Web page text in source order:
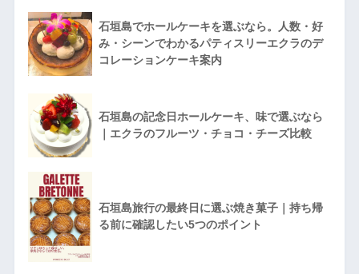
石垣島でホールケーキを選ぶなら。人数・好
み・シーンでわかるパティスリーエクラのデ
コレーションケーキ案内
石垣島の記念日ホールケーキ、味で選ぶなら
｜エクラのフルーツ・チョコ・チーズ比較
石垣島旅行の最終日に選ぶ焼き菓子｜持ち帰
る前に確認したい5つのポイント